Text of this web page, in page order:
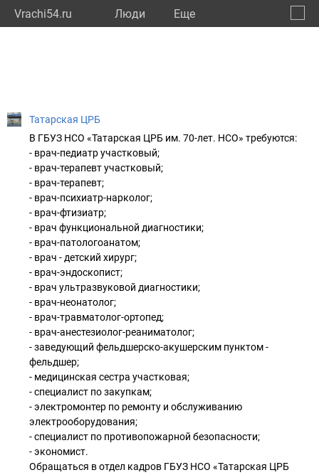
Vrachi54.ru Люди Eще
Татарская ЦРБ
В ГБУЗ НСО «Татарская ЦРБ им. 70-лет. НСО» требуются:
- врач-педиатр участковый;
- врач-терапевт участковый;
- врач-терапевт;
- врач-психиатр-нарколог;
- врач-фтизиатр;
- врач функциональной диагностики;
- врач-патологоанатом;
- врач - детский хирург;
- врач-эндоскопист;
- врач ультразвуковой диагностики;
- врач-неонатолог;
- врач-травматолог-ортопед;
- врач-анестезиолог-реаниматолог;
- заведующий фельдшерско-акушерским пунктом -
фельдшер;
- медицинская сестра участковая;
- специалист по закупкам;
- электромонтер по ремонту и обслуживанию
электрооборудования;
- специалист по противопожарной безопасности;
- экономист.
Обращаться в отдел кадров ГБУЗ НСО «Татарская ЦРБ